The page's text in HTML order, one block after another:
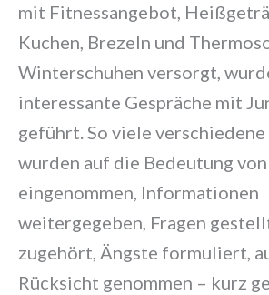
mit Fitnessangebot,
Kuchen, Brezeln und
Winterschuhen versorgt,
interessante Gespräche mit
geführt. So viele
wurden auf die Bedeutung
eingenommen, Informationen
weitergegeben, Fragen
zugehört, Ängste formuliert,
Rücksicht genommen – kurz